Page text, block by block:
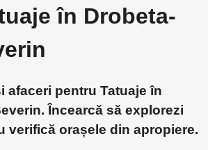
în Drobeta-
afaceri pentru Tatuaje în
Încearcă să explorezi
verifică orașele din apropiere.